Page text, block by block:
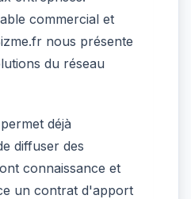
commercial et
nous présente
du réseau
déjà
diffuser des
connaissance et
un contrat d'apport